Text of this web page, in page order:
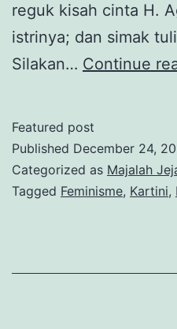
reguk kisah cinta H.
istrinya; dan simak
Silakan… Continue
Featured post
Published December 24,
Categorized as Majalah
Tagged Feminisme, Kartini,